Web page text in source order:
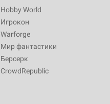
Hobby World
Игрокон
Warforge
Мир фантастики
Берсерк
CrowdRepublic